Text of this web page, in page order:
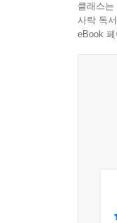
실제 실
맞물리
자의
st)’에
투자자
표 직
주식투
감사한
클래스
사락 독
eBook